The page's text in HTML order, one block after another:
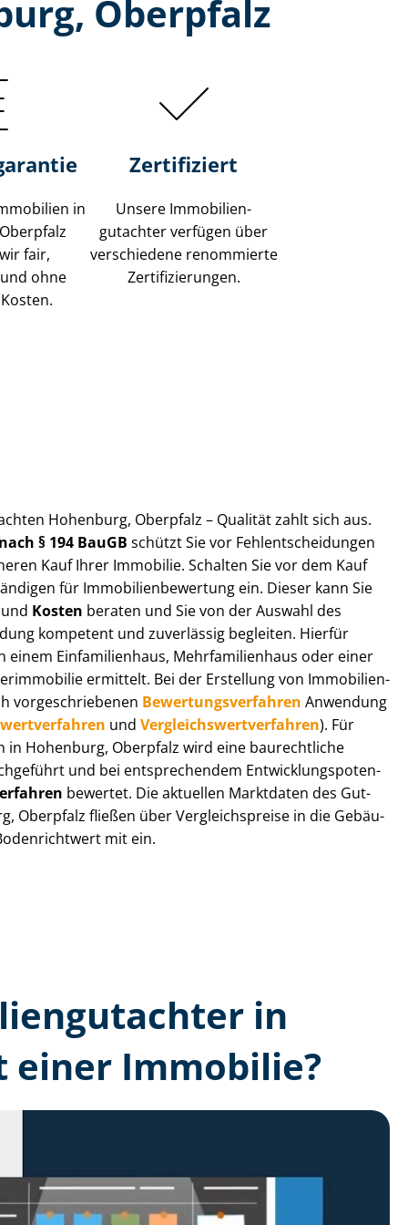
Oberpfalz
in
fair,
ohne
Zertifiziert
Unsere Immobilien­
gutachter verfügen über
verschiedene renommierte
Zer­ti­fi­zie­run­gen.
Hohenburg, Oberpfalz – Qualität zahlt sich aus.
§ 194 BauGB schützt Sie vor Fehl­ent­schei­dun­gen
Kauf Ihrer Immobilie. Schalten Sie vor dem Kauf
für Im­mo­bi­li­en­be­wer­tung ein. Dieser kann Sie
Kosten beraten und Sie von der Auswahl des
kompetent und zuverlässig begleiten. Hierfür
einem Einfamilienhaus, Mehr­fa­mi­li­en­haus oder einer
ermittelt. Bei der Erstellung von Im­mo­bi­li­en­
vor­ge­schrie­be­nen Be­wer­tungs­ver­fah­ren Anwendung
und Ver­gleichs­wert­ver­fah­ren). Für
Hohenburg, Oberpfalz wird eine baurechtliche
und bei entsprechendem Ent­wick­lungs­po­ten­
bewertet. Die aktuellen Marktdaten des Gut­
Oberpfalz fließen über Ver­gleichs­prei­se in die Ge­bäu­
mit ein.
in
einer Immobilie?